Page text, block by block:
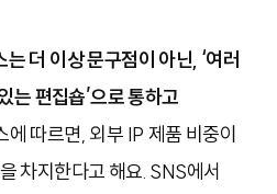
더 이상 문구점이 아닌, ‘여러
는 편집숍’으로 통하고
에 따르면, 외부 IP 제품 비중이
차지한다고 해요. SNS에서